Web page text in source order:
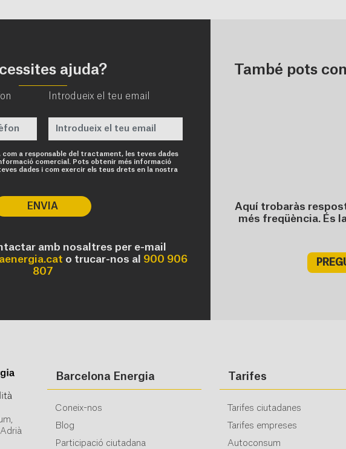
ajuda?
Introdueix el teu email
a responsable del tractament, les teves dades
comercial. Pots obtenir més informació
dades i com exercir els teus drets en la nostra
ENVIA
amb nosaltres per e-mail
o trucar-nos al 900 906
807
També pots
Aquí trobaràs
més freqüència. És
Barcelona Energia
Coneix-nos
Blog
Participació ciutadana
Tarifes
Tarifes ciutadanes
Tarifes empreses
Autoconsum